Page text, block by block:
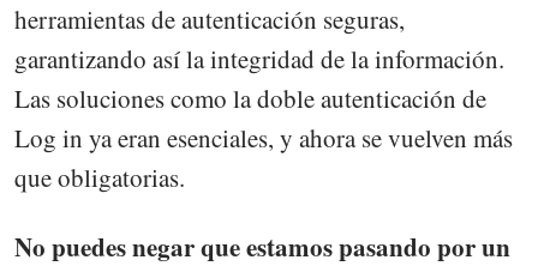
herramientas de autenticación seguras,
garantizando así la integridad de la información.
Las soluciones como la doble autenticación de
Log in ya eran esenciales, y ahora se vuelven más
que obligatorias.
No puedes negar que estamos pasando por un